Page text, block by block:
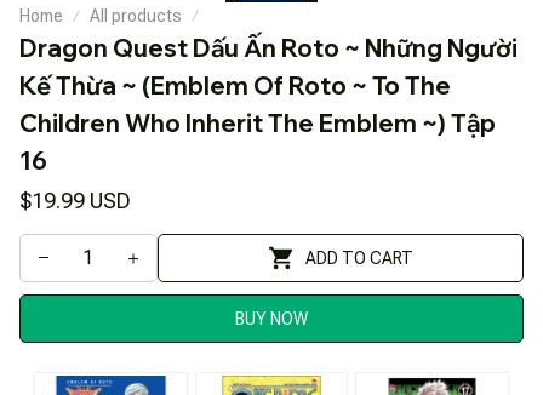
Home All products
Dragon Quest Dấu Ấn Roto ~ Những Người
Kế Thừa ~ (Emblem Of Roto ~ To The
Children Who Inherit The Emblem ~) Tập
16
$19.99 USD
ADD TO CART
BUY NOW